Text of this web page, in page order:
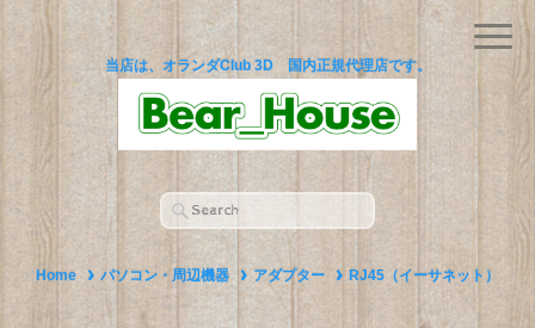
当店は、オランダClub 3D 国内正規代理店です。
Home パソコン・周辺機器 アダプター RJ45（イーサネット）